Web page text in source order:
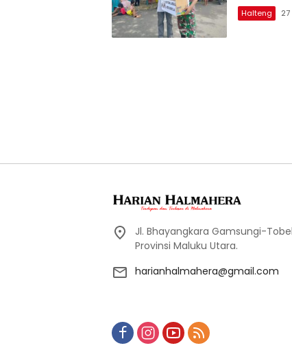
Halteng
Jl. Bhayangkara Gamsungi-
Provinsi Maluku Utara.
harianhalmahera@gmail.com